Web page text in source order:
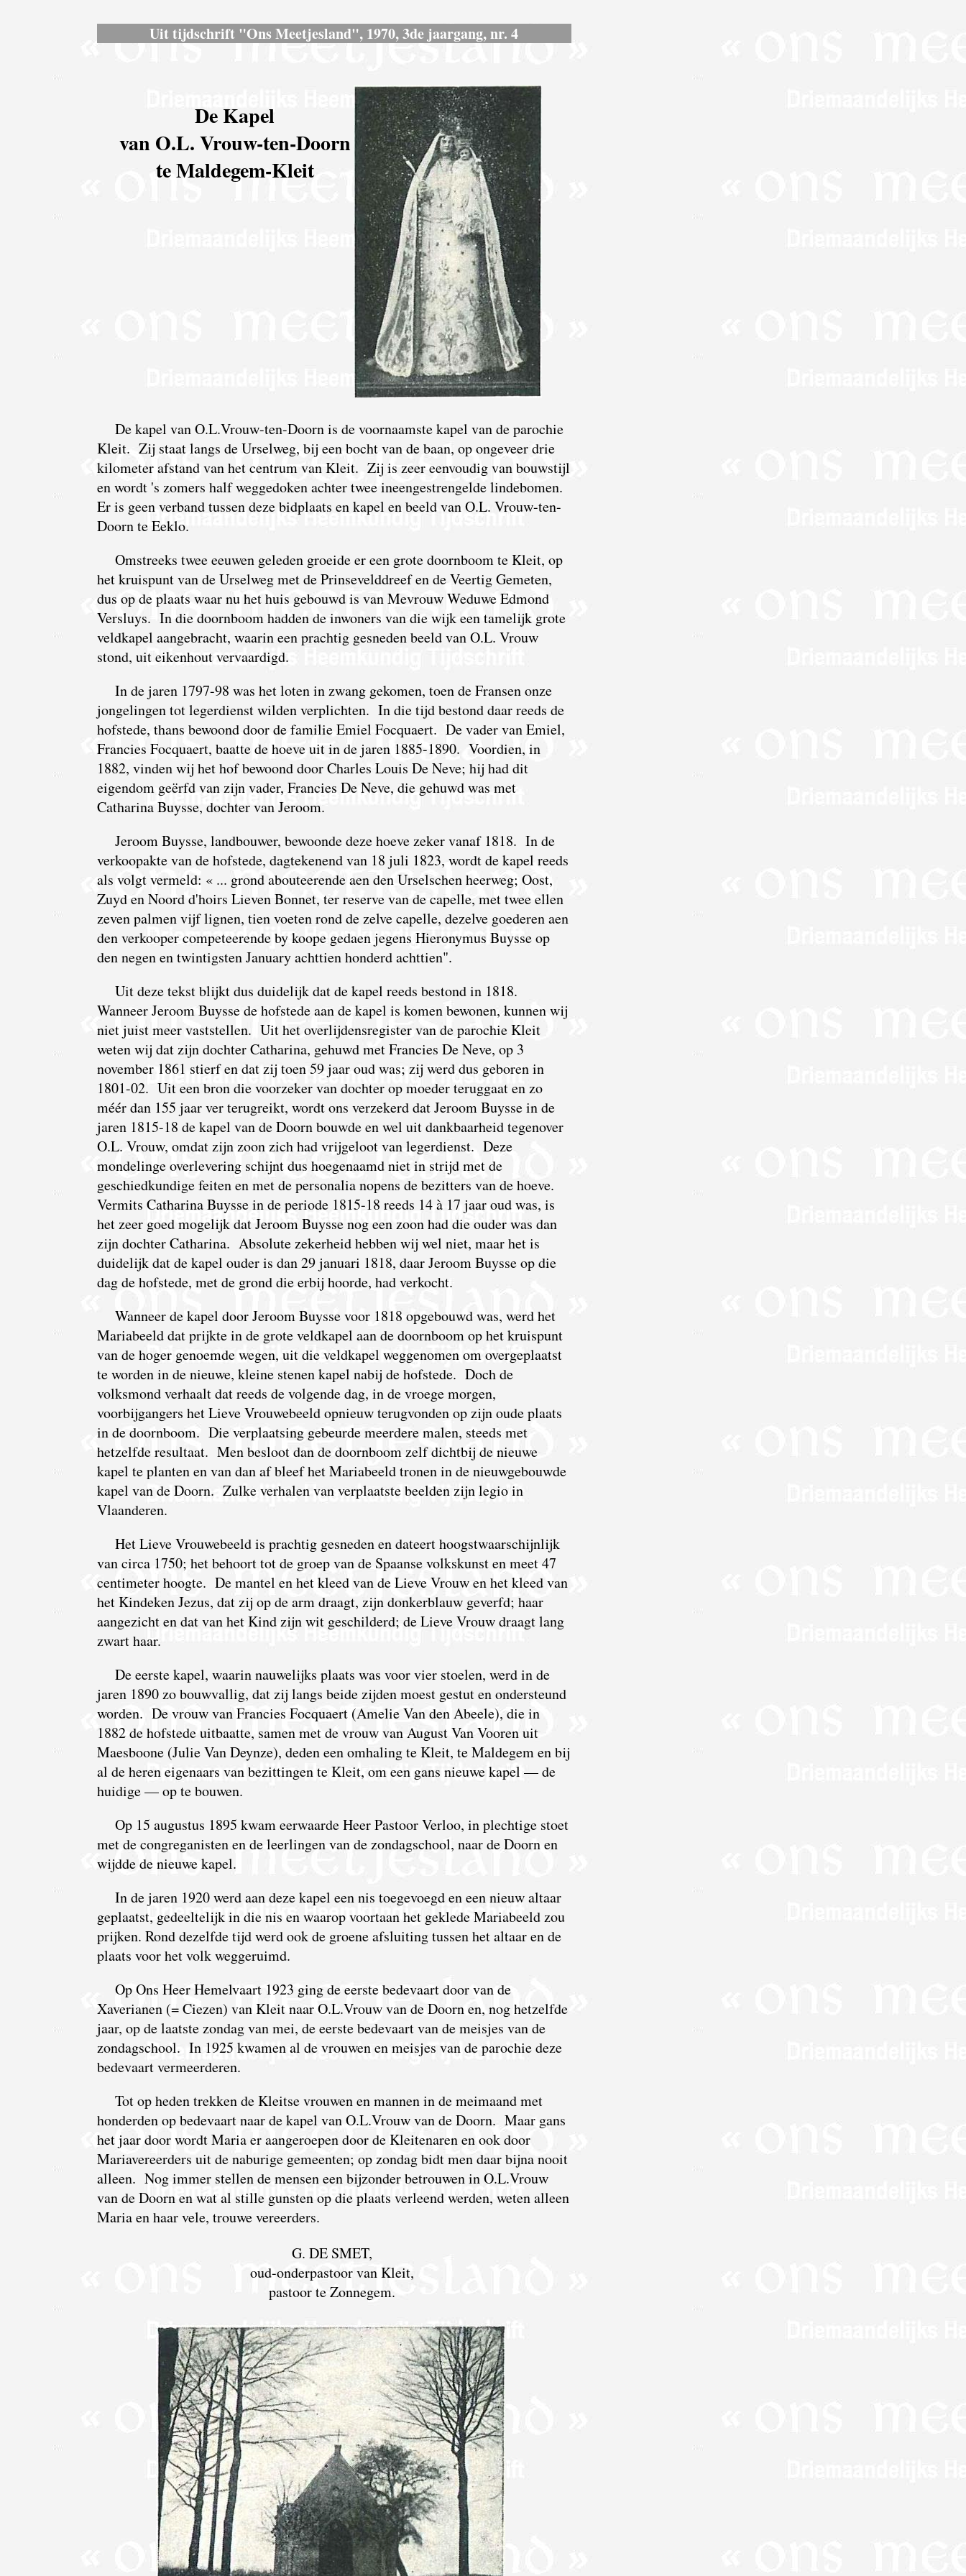
Uit tijdschrift "Ons Meetjesland", 1970, 3de jaargang, nr. 4
De Kapel
van O.L. Vrouw-ten-Doorn
te Maldegem-Kleit
De kapel van O.L.Vrouw-ten-Doorn is de voornaamste kapel van de parochie
Kleit. Zij staat langs de Urselweg, bij een bocht van de baan, op ongeveer drie
kilometer afstand van het centrum van Kleit. Zij is zeer eenvoudig van bouwstijl
en wordt 's zomers half weggedoken achter twee ineengestrengelde lindebomen.
Er is geen verband tussen deze bidplaats en kapel en beeld van O.L. Vrouw-ten-
Doorn te Eeklo.
Omstreeks twee eeuwen geleden groeide er een grote doornboom te Kleit, op
het kruispunt van de Urselweg met de Prinsevelddreef en de Veertig Gemeten,
dus op de plaats waar nu het huis gebouwd is van Mevrouw Weduwe Edmond
Versluys. In die doornboom hadden de inwoners van die wijk een tamelijk grote
veldkapel aangebracht, waarin een prachtig gesneden beeld van O.L. Vrouw
stond, uit eikenhout vervaardigd.
In de jaren 1797-98 was het loten in zwang gekomen, toen de Fransen onze
jongelingen tot legerdienst wilden verplichten. In die tijd bestond daar reeds de
hofstede, thans bewoond door de familie Emiel Focquaert. De vader van Emiel,
Francies Focquaert, baatte de hoeve uit in de jaren 1885-1890. Voordien, in
1882, vinden wij het hof bewoond door Charles Louis De Neve; hij had dit
eigendom geërfd van zijn vader, Francies De Neve, die gehuwd was met
Catharina Buysse, dochter van Jeroom.
Jeroom Buysse, landbouwer, bewoonde deze hoeve zeker vanaf 1818. In de
verkoopakte van de hofstede, dagtekenend van 18 juli 1823, wordt de kapel reeds
als volgt vermeld: « ... grond abouteerende aen den Urselschen heerweg; Oost,
Zuyd en Noord d'hoirs Lieven Bonnet, ter reserve van de capelle, met twee ellen
zeven palmen vijf lignen, tien voeten rond de zelve capelle, dezelve goederen aen
den verkooper competeerende by koope gedaen jegens Hieronymus Buysse op
den negen en twintigsten January achttien honderd achttien".
Uit deze tekst blijkt dus duidelijk dat de kapel reeds bestond in 1818.
Wanneer Jeroom Buysse de hofstede aan de kapel is komen bewonen, kunnen wij
niet juist meer vaststellen. Uit het overlijdensregister van de parochie Kleit
weten wij dat zijn dochter Catharina, gehuwd met Francies De Neve, op 3
november 1861 stierf en dat zij toen 59 jaar oud was; zij werd dus geboren in
1801-02. Uit een bron die voorzeker van dochter op moeder teruggaat en zo
méér dan 155 jaar ver terugreikt, wordt ons verzekerd dat Jeroom Buysse in de
jaren 1815-18 de kapel van de Doorn bouwde en wel uit dankbaarheid tegenover
O.L. Vrouw, omdat zijn zoon zich had vrijgeloot van legerdienst. Deze
mondelinge overlevering schijnt dus hoegenaamd niet in strijd met de
geschiedkundige feiten en met de personalia nopens de bezitters van de hoeve.
Vermits Catharina Buysse in de periode 1815-18 reeds 14 à 17 jaar oud was, is
het zeer goed mogelijk dat Jeroom Buysse nog een zoon had die ouder was dan
zijn dochter Catharina. Absolute zekerheid hebben wij wel niet, maar het is
duidelijk dat de kapel ouder is dan 29 januari 1818, daar Jeroom Buysse op die
dag de hofstede, met de grond die erbij hoorde, had verkocht.
Wanneer de kapel door Jeroom Buysse voor 1818 opgebouwd was, werd het
Mariabeeld dat prijkte in de grote veldkapel aan de doornboom op het kruispunt
van de hoger genoemde wegen, uit die veldkapel weggenomen om overgeplaatst
te worden in de nieuwe, kleine stenen kapel nabij de hofstede. Doch de
volksmond verhaalt dat reeds de volgende dag, in de vroege morgen,
voorbijgangers het Lieve Vrouwebeeld opnieuw terugvonden op zijn oude plaats
in de doornboom. Die verplaatsing gebeurde meerdere malen, steeds met
hetzelfde resultaat. Men besloot dan de doornboom zelf dichtbij de nieuwe
kapel te planten en van dan af bleef het Mariabeeld tronen in de nieuwgebouwde
kapel van de Doorn. Zulke verhalen van verplaatste beelden zijn legio in
Vlaanderen.
Het Lieve Vrouwebeeld is prachtig gesneden en dateert hoogstwaarschijnlijk
van circa 1750; het behoort tot de groep van de Spaanse volkskunst en meet 47
centimeter hoogte. De mantel en het kleed van de Lieve Vrouw en het kleed van
het Kindeken Jezus, dat zij op de arm draagt, zijn donkerblauw geverfd; haar
aangezicht en dat van het Kind zijn wit geschilderd; de Lieve Vrouw draagt lang
zwart haar.
De eerste kapel, waarin nauwelijks plaats was voor vier stoelen, werd in de
jaren 1890 zo bouwvallig, dat zij langs beide zijden moest gestut en ondersteund
worden. De vrouw van Francies Focquaert (Amelie Van den Abeele), die in
1882 de hofstede uitbaatte, samen met de vrouw van August Van Vooren uit
Maesboone (Julie Van Deynze), deden een omhaling te Kleit, te Maldegem en bij
al de heren eigenaars van bezittingen te Kleit, om een gans nieuwe kapel — de
huidige — op te bouwen.
Op 15 augustus 1895 kwam eerwaarde Heer Pastoor Verloo, in plechtige stoet
met de congreganisten en de leerlingen van de zondagschool, naar de Doorn en
wijdde de nieuwe kapel.
In de jaren 1920 werd aan deze kapel een nis toegevoegd en een nieuw altaar
geplaatst, gedeeltelijk in die nis en waarop voortaan het geklede Mariabeeld zou
prijken. Rond dezelfde tijd werd ook de groene afsluiting tussen het altaar en de
plaats voor het volk weggeruimd.
Op Ons Heer Hemelvaart 1923 ging de eerste bedevaart door van de
Xaverianen (= Ciezen) van Kleit naar O.L.Vrouw van de Doorn en, nog hetzelfde
jaar, op de laatste zondag van mei, de eerste bedevaart van de meisjes van de
zondagschool. In 1925 kwamen al de vrouwen en meisjes van de parochie deze
bedevaart vermeerderen.
Tot op heden trekken de Kleitse vrouwen en mannen in de meimaand met
honderden op bedevaart naar de kapel van O.L.Vrouw van de Doorn. Maar gans
het jaar door wordt Maria er aangeroepen door de Kleitenaren en ook door
Mariavereerders uit de naburige gemeenten; op zondag bidt men daar bijna nooit
alleen. Nog immer stellen de mensen een bijzonder betrouwen in O.L.Vrouw
van de Doorn en wat al stille gunsten op die plaats verleend werden, weten alleen
Maria en haar vele, trouwe vereerders.
G. DE SMET,
oud-onderpastoor van Kleit,
pastoor te Zonnegem.